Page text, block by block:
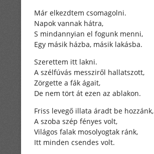
Már elkezdtem csomagolni.
Napok vannak hátra,
S mindannyian el fogunk menni,
Egy másik házba, másik lakásba.
Szerettem itt lakni.
A szélfúvás messziről hallatszott,
Zörgette a fák ágait,
De nem tört át ezen az ablakon.
Friss levegő illata áradt be hozzánk,
A szoba szép fényes volt,
Világos falak mosolyogtak ránk,
Itt minden csendes volt.